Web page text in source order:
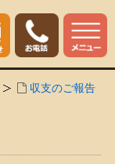
収支のご報告